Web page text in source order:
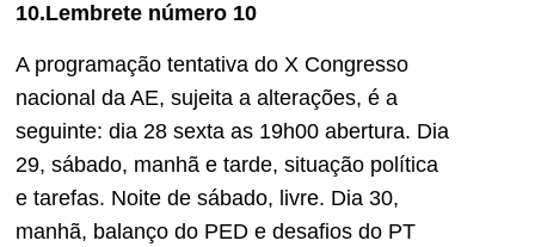
10.Lembrete número 10
A programação tentativa do X Congresso
nacional da AE, sujeita a alterações, é a
seguinte: dia 28 sexta as 19h00 abertura. Dia
29, sábado, manhã e tarde, situação política
e tarefas. Noite de sábado, livre. Dia 30,
manhã, balanço do PED e desafios do PT